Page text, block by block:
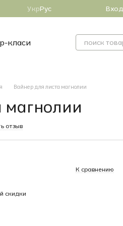
УкрРус Вход
класи
Вайнер для листа магнолии
магнолии
отзыв
К сравнению
скидки